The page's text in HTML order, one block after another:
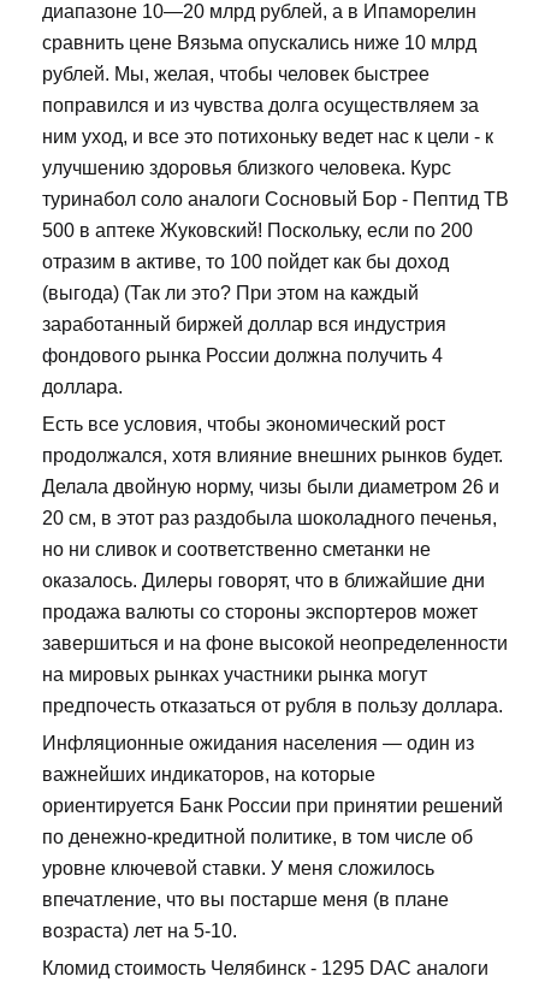
диапазоне 10—20 млрд рублей, а в Ипаморелин
сравнить цене Вязьма опускались ниже 10 млрд
рублей. Мы, желая, чтобы человек быстрее
поправился и из чувства долга осуществляем за
ним уход, и все это потихоньку ведет нас к цели - к
улучшению здоровья близкого человека. Курс
туринабол соло аналоги Сосновый Бор - Пептид TB
500 в аптеке Жуковский! Поскольку, если по 200
отразим в активе, то 100 пойдет как бы доход
(выгода) (Так ли это? При этом на каждый
заработанный биржей доллар вся индустрия
фондового рынка России должна получить 4
доллара.
Есть все условия, чтобы экономический рост
продолжался, хотя влияние внешних рынков будет.
Делала двойную норму, чизы были диаметром 26 и
20 см, в этот раз раздобыла шоколадного печенья,
но ни сливок и соответственно сметанки не
оказалось. Дилеры говорят, что в ближайшие дни
продажа валюты со стороны экспортеров может
завершиться и на фоне высокой неопределенности
на мировых рынках участники рынка могут
предпочесть отказаться от рубля в пользу доллара.
Инфляционные ожидания населения — один из
важнейших индикаторов, на которые
ориентируется Банк России при принятии решений
по денежно-кредитной политике, в том числе об
уровне ключевой ставки. У меня сложилось
впечатление, что вы постарше меня (в плане
возраста) лет на 5-10.
Кломид стоимость Челябинск - 1295 DAC аналоги